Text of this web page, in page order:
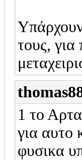
τους,
1 το
για αυτο
φυσικα